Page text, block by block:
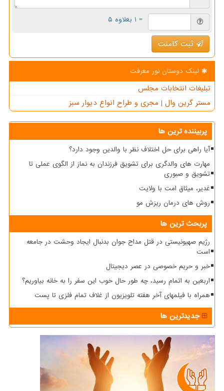
= ۱ بعلاوه ۵
ثبت کامنت
لینک دوستان نور معرفت
تبلیغات انتخابات مجلس
مستر گرین وال | مجری و طراح انواع دیوار سبز
پربیننده ترین ها
آیا راهی برای حل اختلاف نظر با والدین وجود دارد؟
مهارت های والدگری برای تشویق فرزندان به نماز از الگوی عملی تا
تشویق و صبوری
غدیر، میثاق امت با ولایت
روش های درمان ریزش مو
پربحث ترین ها
رژیم صهیونیستی در قتل مداح جوان بدنبال ایجاد وحشت در جامعه
است
خبر و حریم خصوصی در عصر دیجیتال
اربعین به اتمام رسید، چه طور حال خوب این سفر را به خانه بیاوریم؟
همراه با فیلمهای آخر هفته تلویزیون از غلاف تمام فلزی تا پست
جدیدترین ها